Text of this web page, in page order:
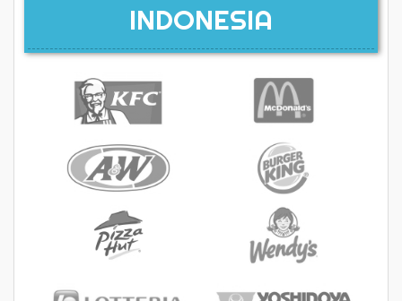
INDONESIA